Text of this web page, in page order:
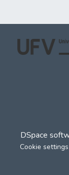
DSpace
Cookie settings